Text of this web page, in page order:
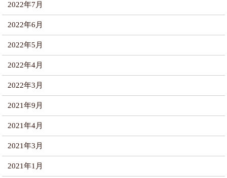
2022年7月
2022年6月
2022年5月
2022年4月
2022年3月
2021年9月
2021年4月
2021年3月
2021年1月